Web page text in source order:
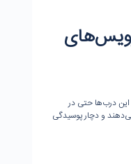
درب‌ها حتی در
و دچار پوسیدگی